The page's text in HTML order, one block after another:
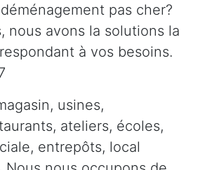
pas cher?
nous avons la solutions la
à vos besoins.
usines,
ateliers, écoles,
entrepôts, local